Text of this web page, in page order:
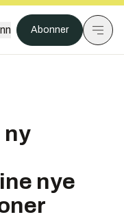
Abonner
ny
nye